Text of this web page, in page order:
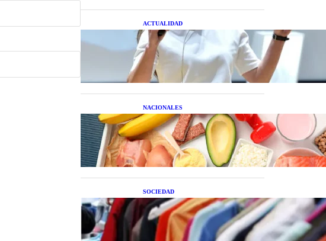
ACTUALIDAD
La startup creada por una
salteña que busca resolver el
estrés financiero en
Latinoamérica
NACIONALES
Nutrición inteligente: Cinco
superalimentos de temporada
que deberías sumar a tu dieta
este mes
SOCIEDAD
Las grandes marcas globales
se suman a la tendencia de la
ropa de segunda mano
premium